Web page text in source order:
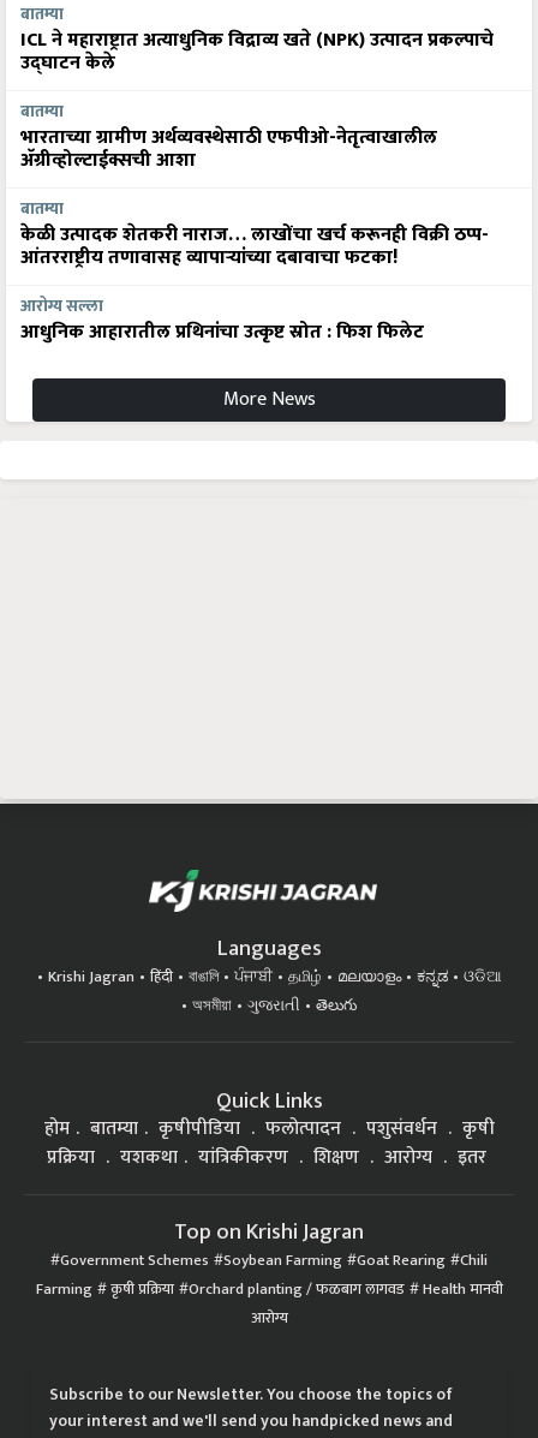
बातम्या
ICL ने महाराष्ट्रात अत्याधुनिक विद्राव्य खते (NPK) उत्पादन प्रकल्पाचे
उद्घाटन केले
बातम्या
भारताच्या ग्रामीण अर्थव्यवस्थेसाठी एफपीओ-नेतृत्वाखालील
अ‍ॅग्रीव्होल्टाईक्सची आशा
बातम्या
केळी उत्पादक शेतकरी नाराज… लाखोंचा खर्च करूनही विक्री ठप्प-
आंतरराष्ट्रीय तणावासह व्यापाऱ्यांच्या दबावाचा फटका!
आरोग्य सल्ला
आधुनिक आहारातील प्रथिनांचा उत्कृष्ट स्रोत : फिश फिलेट
More News
Languages
Krishi Jagran हिंदी বাঙালি ਪੰਜਾਬੀ தமிழ் മലയാളം ಕನ್ನಡ
ଓଡିଆ
অসমীয়া
ગુજરાતી తెలుగు
Quick Links
होम बातम्या कृषीपीडिया फलोत्पादन पशुसंवर्धन
कृषी
प्रक्रिया
यशकथा यांत्रिकीकरण शिक्षण आरोग्य इतर
Top on Krishi Jagran
Government Schemes Soybean Farming Goat Rearing Chili
Farming कृषी प्रक्रिया Orchard planting / फळबाग लागवड Health मानवी
आरोग्य
Subscribe to our Newsletter. You choose the topics of
your interest and we'll send you handpicked news and